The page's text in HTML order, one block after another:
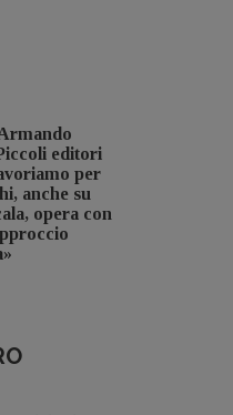
editori
per
anche su
opera con